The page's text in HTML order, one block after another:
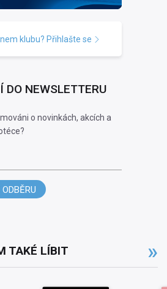
klubu? Přihlašte se
DO NEWSLETTERU
o novinkách, akcích a
TAKÉ LÍBIT